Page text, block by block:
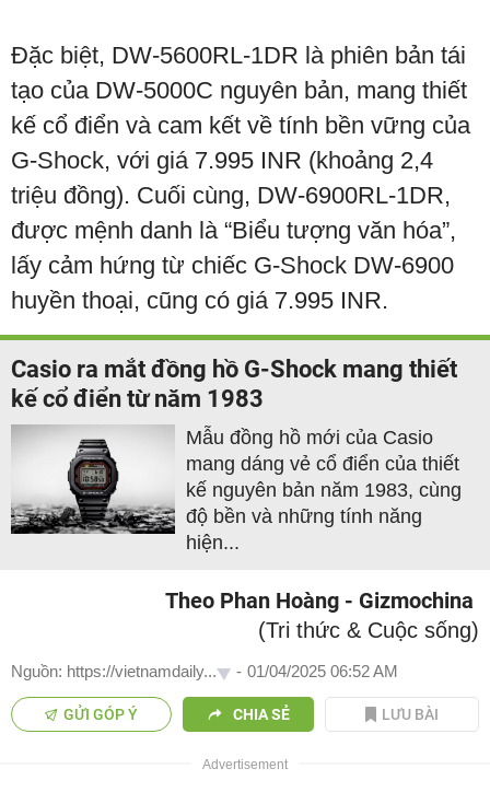
Đặc biệt, DW-5600RL-1DR là phiên bản tái
tạo của DW-5000C nguyên bản, mang thiết
kế cổ điển và cam kết về tính bền vững của
G-Shock, với giá 7.995 INR (khoảng 2,4
triệu đồng). Cuối cùng, DW-6900RL-1DR,
được mệnh danh là “Biểu tượng văn hóa”,
lấy cảm hứng từ chiếc G-Shock DW-6900
huyền thoại, cũng có giá 7.995 INR.
Casio ra mắt đồng hồ G-Shock mang thiết
kế cổ điển từ năm 1983
Mẫu đồng hồ mới của Casio
mang dáng vẻ cổ điển của thiết
kế nguyên bản năm 1983, cùng
độ bền và những tính năng
hiện...
Theo Phan Hoàng - Gizmochina
(Tri thức & Cuộc sống)
Nguồn: https://vietnamdaily... - 01/04/2025 06:52 AM
GỬI GÓP Ý CHIA SẺ LƯU BÀI